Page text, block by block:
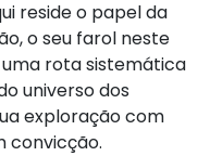
reside o papel da
o seu farol neste
rota sistemática
universo dos
exploração com
convicção.